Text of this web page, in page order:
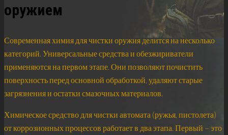
оружием
Современная химия для чистки оружия делится на несколько
категорий. Универсальные средства и обезжириватели
применяются на первом этапе. Они позволяют почистить
поверхность перед основной обработкой, удаляют старые
загрязнения и остатки смазочных материалов.
Химическое средство для чистки автомата (ружья, пистолета)
от коррозионных процессов работает в два этапа. Первый – это